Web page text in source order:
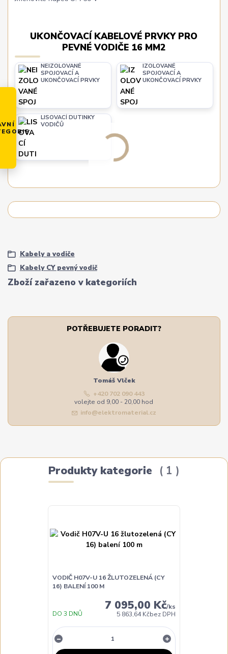
UKONČOVACÍ KABELOVÉ PRVKY PRO
PEVNÉ VODIČE 16 MM2
NEIZOLOVANÉ
SPOJOVACÍ A
UKONČOVACÍ PRVKY
IZOLOVANÉ
SPOJOVACÍ A
UKONČOVACÍ PRVKY
LISOVACÍ DUTINKY
VODIČŮ
Zboží zařazeno v kategoriích
Kabely a vodiče
Kabely CY pevný vodič
POTŘEBUJETE PORADIT?
Tomáš Vlček
+420 702 090 443
volejte od 9,00 - 20,00 hod
info@elektromaterial.cz
Produkty kategorie 1
VODIČ H07V-U 16 ŽLUTOZELENÁ (CY
16) BALENÍ 100 M
7 095,00 Kč/ks
5 863,64 Kčbez DPH
DO 3 DNŮ